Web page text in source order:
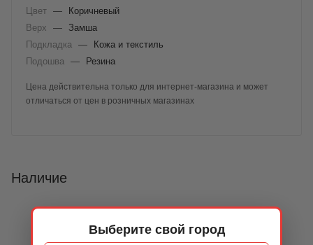
Выберите свой город
Цвет —
Коричневый
Верх
— Замша
Подкладка
—
Кожа и текстиль
Подошва
— Резина
Цена действительна только для интернет-магазина и может
отличаться от цен в розничных магазинах
Наличие